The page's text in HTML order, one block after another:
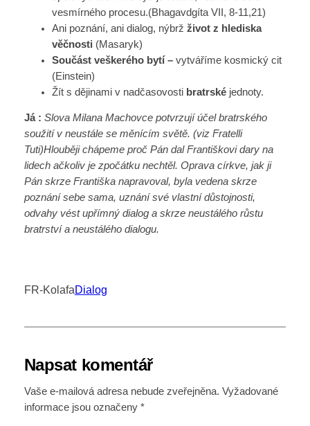
vesmírného procesu.(Bhagavdgíta VII, 8-11,21)
Ani poznání, ani dialog, nýbrž život z hlediska
věčnosti (Masaryk)
Součást veškerého bytí –vytváříme kosmický cit
(Einstein)
Žít s dějinami v nadčasovosti bratrskéjednoty.
Já : Slova Milana Machovce potvrzují účel bratrského
soužití v neustále se měnícím světě. (viz Fratelli
Tuti)Hlouběji chápeme proč Pán dal Františkovi dary na
lidech ačkoliv je zpočátku nechtěl. Oprava církve, jak ji
Pán skrze Františka napravoval, byla vedena skrze
poznání sebe sama, uznání své vlastní důstojnosti,
odvahy vést upřímný dialog a skrze neustálého růstu
bratrství a neustálého dialogu.
FR-KolafaDialog
Napsat komentář
Vaše e-mailová adresa nebude zveřejněna. Vyžadované
informace jsou označeny *